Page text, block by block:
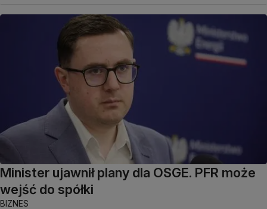
Minister ujawnił plany dla OSGE. PFR może
wejść do spółki
BIZNES